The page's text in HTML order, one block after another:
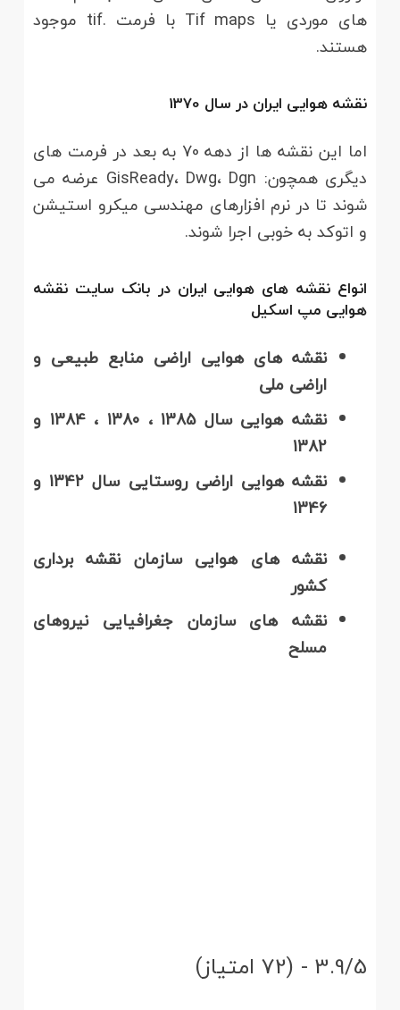
های موردی یا Tif maps با فرمت .tif موجود
هستند.
نقشه هوایی ایران در سال 1370
اما این نقشه ها از دهه 70 به بعد در فرمت های
دیگری همچون: GisReady، Dwg، Dgn عرضه می
شوند تا در نرم افزارهای مهندسی میکرو استیشن
و اتوکد به خوبی اجرا شوند.
انواع نقشه های هوایی ایران در بانک سایت نقشه
هوایی مپ اسکیل
نقشه های هوایی اراضی منابع طبیعی و
اراضی ملی
نقشه هوایی سال 1385 ، 1380 ، 1384 و
1382
نقشه هوایی اراضی روستایی سال 1342 و
1346
نقشه های هوایی سازمان نقشه برداری
کشور
نقشه های سازمان جغرافیایی نیروهای
مسلح
3.9/5 - (72 امتیاز)